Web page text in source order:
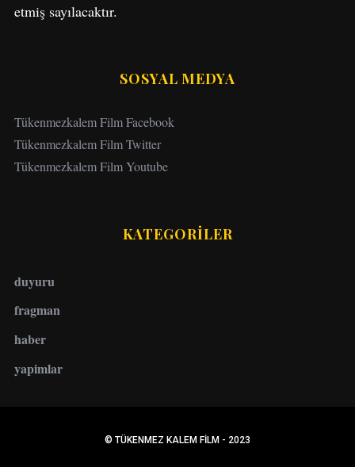
etmiş sayılacaktır.
SOSYAL MEDYA
Tükenmezkalem Film Facebook
Tükenmezkalem Film Twitter
Tükenmezkalem Film Youtube
KATEGORİLER
duyuru
fragman
haber
yapimlar
© TÜKENMEZ KALEM FILM - 2023
r